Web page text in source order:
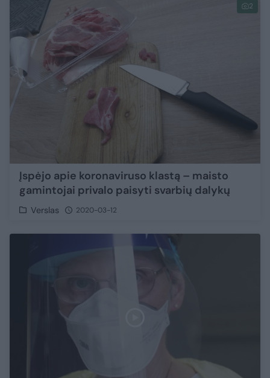
2
Įspėjo apie koronaviruso klastą – maisto
gamintojai privalo paisyti svarbių dalykų
Verslas 2020-03-12